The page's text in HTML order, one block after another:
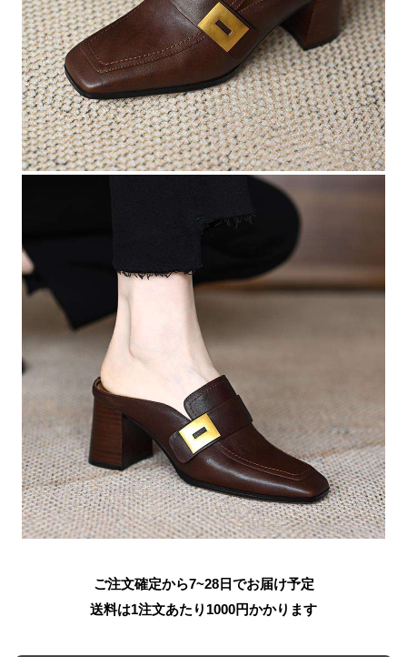
ご注文確定から7~28日でお届け予定
送料は1注文あたり 1000円かかります